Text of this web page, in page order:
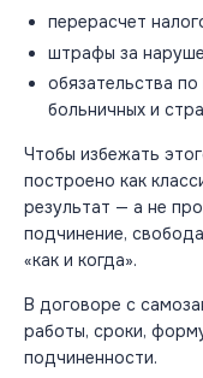
перерасчет
штрафы за
обязательства
больничных и
Чтобы избежать
построено как
результат — а не
подчинение,
«как и когда».
В договоре с
работы, сроки,
подчиненности.